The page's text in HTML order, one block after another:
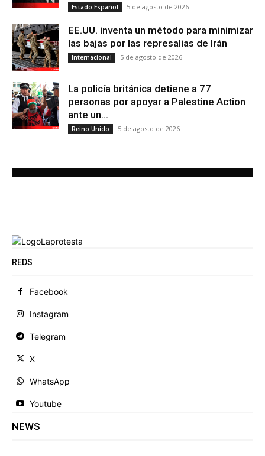
Estado Español 5 de agosto de 2026
EE.UU. inventa un método para minimizar
las bajas por las represalias de Irán
Internacional 5 de agosto de 2026
La policía británica detiene a 77
personas por apoyar a Palestine Action
ante un...
Reino Unido 5 de agosto de 2026
REDS
Facebook
Instagram
Telegram
X
WhatsApp
Youtube
NEWS